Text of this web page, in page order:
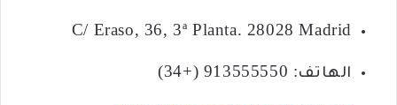
C/ Eraso, 36, 3ª Planta. 28028 Madrid
الهاتف: 913555550 (+34)